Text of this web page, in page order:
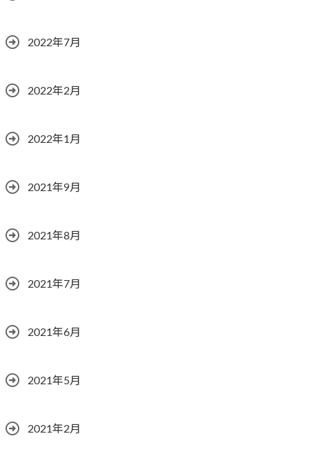
2022年7月
2022年2月
2022年1月
2021年9月
2021年8月
2021年7月
2021年6月
2021年5月
2021年2月